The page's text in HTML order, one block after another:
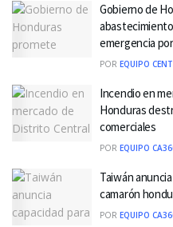
Gobierno de
emergencia
POR EQUIPO
Incendio en
Honduras
comerciales
POR EQUIPO
Taiwán
camarón
POR EQUIPO